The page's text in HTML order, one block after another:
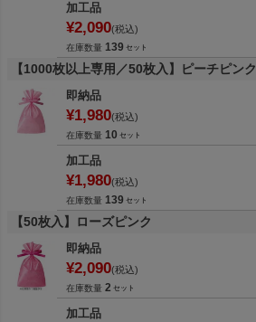
加工品
¥2,090 税込
在庫数量 139
【1000枚以上専用／50枚入】ピーチピンク
即納品
¥1,980 税込
在庫数量 10
加工品
¥1,980 税込
在庫数量 139
【50枚入】ローズピンク
即納品
¥2,090 税込
在庫数量 2
加工品